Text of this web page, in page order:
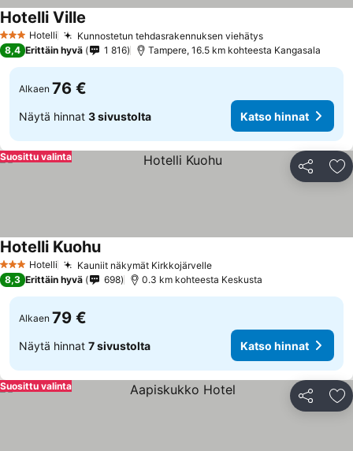
3 Tähtiluokitus
Hotelli Kunnostetun tehdasrakennuksen viehätysKatso hinnat
Hotelli Ville
8,4 Erittäin hyvä 1 816 Tampere, 16.5 km kohteesta Kangasala
Alkaen 76 €
Näytä hinnat 3 sivustolta Katso hinnat
Jaa
Suosittu valinta
3 Tähtiluokitus
Hotelli Kauniit näkymät KirkkojärvelleKatso hinnat
Hotelli KuohuKatso hinnat
8,3 Erittäin hyvä 698 0.3 km kohteesta Keskusta
Alkaen 79 €
Näytä hinnat 7 sivustolta Katso hinnat
Jaa
Suosittu valinta